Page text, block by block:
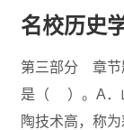
名校历史
第三部分 章节
是（ ）。A．
陶技术高，称